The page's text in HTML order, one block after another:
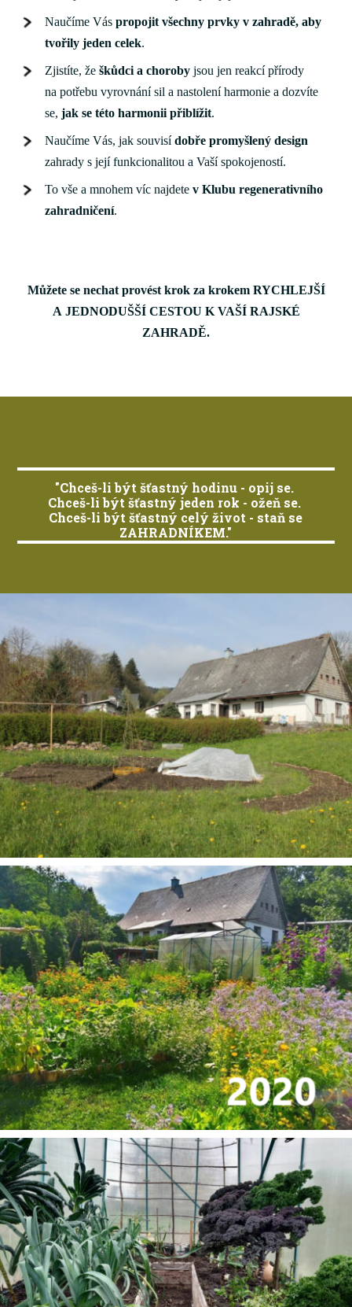
Naučíme Váspropojit všechny prvky v zahradě, aby
tvořily jeden celek.
Zjistíte, žeškůdci a choroby jsou jen reakcí přírody
na potřebu vyrovnání sil a nastolení harmonie a dozvíte
se,jak se této harmonii přiblížit.
Naučíme Vás, jak souvisídobře promyšlený design
zahrady s její funkcionalitou a Vaší spokojeností.
To vše a mnohem víc najdetev Klubu regenerativního
zahradničení.
Můžete se nechat provést krok za krokem RYCHLEJŠÍ
A JEDNODUŠŠÍ CESTOU K VAŠÍ RAJSKÉ
ZAHRADĚ.
"Chceš-li být šťastný hodinu - opij se.
Chceš-li být šťastný jeden rok - ožeň se.
Chceš-li být šťastný celý život - staň se
ZAHRADNÍKEM."